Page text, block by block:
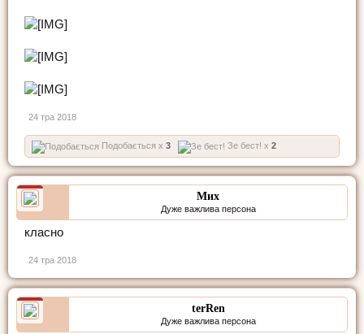
24 тра 2018
Подобається x 3 Зе бест! x 2
Мих
Дуже важлива персона
класно
24 тра 2018
terRen
Дуже важлива персона